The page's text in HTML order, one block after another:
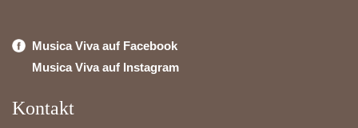
Musica Viva auf Facebook
Musica Viva auf Instagram
Kontakt